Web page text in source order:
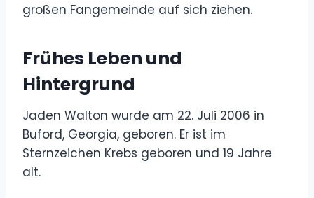
großen Fangemeinde auf sich ziehen.
Frühes Leben und
Hintergrund
Jaden Walton wurde am 22. Juli 2006 in
Buford, Georgia, geboren. Er ist im
Sternzeichen Krebs geboren und 19 Jahre
alt.